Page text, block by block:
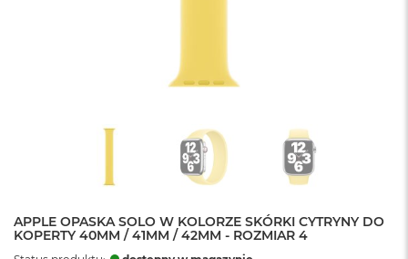
APPLE OPASKA SOLO W KOLORZE SKÓRKI CYTRYNY DO
KOPERTY 40MM / 41MM / 42MM - ROZMIAR 4